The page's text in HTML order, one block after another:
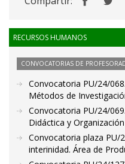
RECURSOS HUMANOS
CONVOCATORIAS DE
Convocatoria PU/24/
Métodos de
Convocatoria PU/24/
Didáctica y
Convocatoria plaza
interinidad. Área de